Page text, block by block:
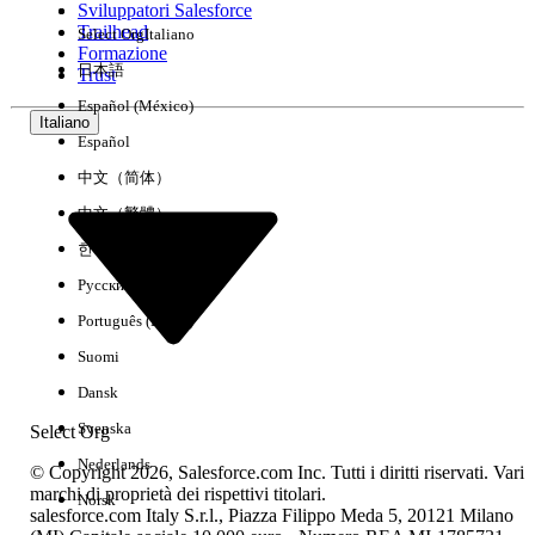
Esperienza
Nessun risultato
Sviluppatori Salesforce
Trailhead
Formazione
Trust
Italiano
Select Org
Select OrgItaliano
日本語
Español (México)
Español
中文（简体）
中文（繁體）
한국어
Русский
Português (Brasil)
Suomi
Dansk
Svenska
Nederlands
Norsk
© Copyright 2026, Salesforce.com Inc. Tutti i diritti riservati. Vari
marchi di proprietà dei rispettivi titolari.
salesforce.com Italy S.r.l., Piazza Filippo Meda 5, 20121 Milano